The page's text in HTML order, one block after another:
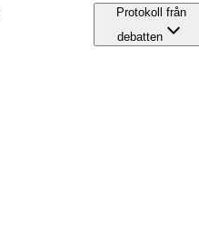
Protokoll från
debatten